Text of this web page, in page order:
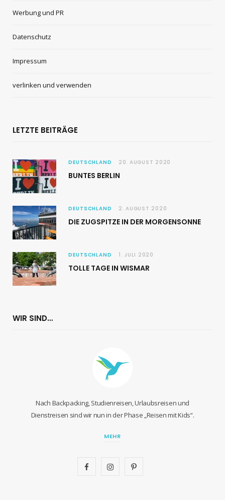
Werbung und PR
Datenschutz
Impressum
verlinken und verwenden
LETZTE BEITRÄGE
DEUTSCHLAND 20. AUGUST 2020
BUNTES BERLIN
DEUTSCHLAND 2. AUGUST 2020
DIE ZUGSPITZE IN DER MORGENSONNE
DEUTSCHLAND 1. JULI 2020
TOLLE TAGE IN WISMAR
WIR SIND…
Nach Backpacking, Studienreisen, Urlaubsreisen und
Dienstreisen sind wir nun in der Phase „Reisen mit Kids“.
MEHR
F
I
P